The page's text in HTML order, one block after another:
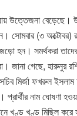
উত্তেজনা
(৩ অক্টোবর)
হন। সমর্থকরা
জানা গেছে, হারুনুর
মির্জা ফখরুল
নাম ঘোষণা
খণ্ড খণ্ড মিছিল